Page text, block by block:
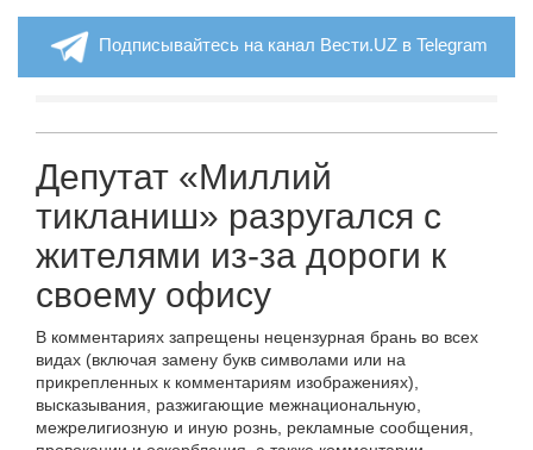
Подписывайтесь на канал Вести.UZ в Telegram
Депутат «Миллий
тикланиш» разругался с
жителями из-за дороги к
своему офису
В комментариях запрещены нецензурная брань во всех
видах (включая замену букв символами или на
прикрепленных к комментариям изображениях),
высказывания, разжигающие межнациональную,
межрелигиозную и иную рознь, рекламные сообщения,